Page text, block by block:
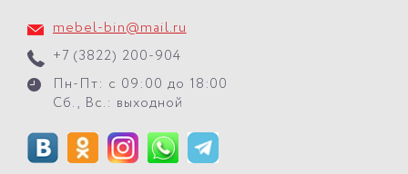
mebel-bin@mail.ru
+7 (3822) 200-904
Пн-Пт: с 09:00 до 18:00
Сб., Вс.: выходной